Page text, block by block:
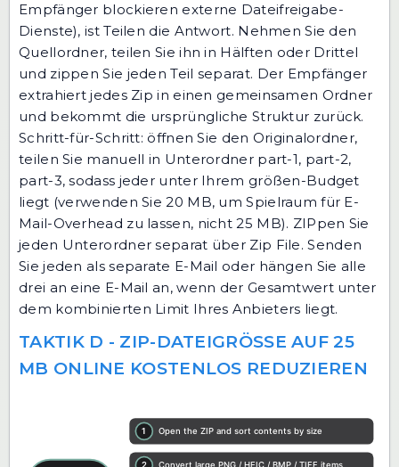
Empfänger blockieren externe Dateifreigabe-
Dienste), ist Teilen die Antwort. Nehmen Sie den
Quellordner, teilen Sie ihn in Hälften oder Drittel
und zippen Sie jeden Teil separat. Der Empfänger
extrahiert jedes Zip in einen gemeinsamen Ordner
und bekommt die ursprüngliche Struktur zurück.
Schritt-für-Schritt: öffnen Sie den Originalordner,
teilen Sie manuell in Unterordner part-1, part-2,
part-3, sodass jeder unter Ihrem größen-Budget
liegt (verwenden Sie 20 MB, um Spielraum für E-
Mail-Overhead zu lassen, nicht 25 MB). ZIPpen Sie
jeden Unterordner separat über Zip File. Senden
Sie jeden als separate E-Mail oder hängen Sie alle
drei an eine E-Mail an, wenn der Gesamtwert unter
dem kombinierten Limit Ihres Anbieters liegt.
TAKTIK D - ZIP-DATEIGRÖSSE AUF 25 M
B ONLINE KOSTENLOS REDUZIEREN